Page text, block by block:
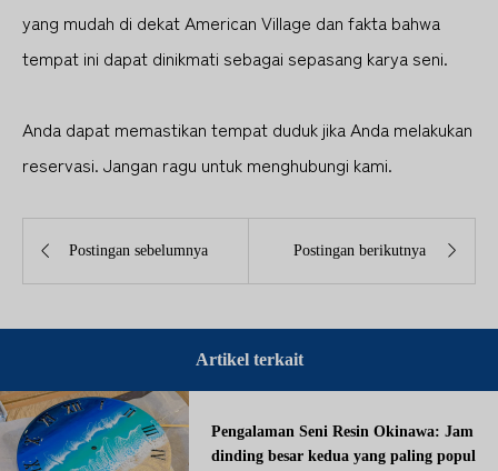
yang mudah di dekat American Village dan fakta bahwa
tempat ini dapat dinikmati sebagai sepasang karya seni.
Anda dapat memastikan tempat duduk jika Anda melakukan
reservasi. Jangan ragu untuk menghubungi kami.
 Postingan sebelumnya Postingan berikutnya 
Artikel terkait
Pengalaman Seni Resin Okinawa: Jam
dinding besar kedua yang paling popul